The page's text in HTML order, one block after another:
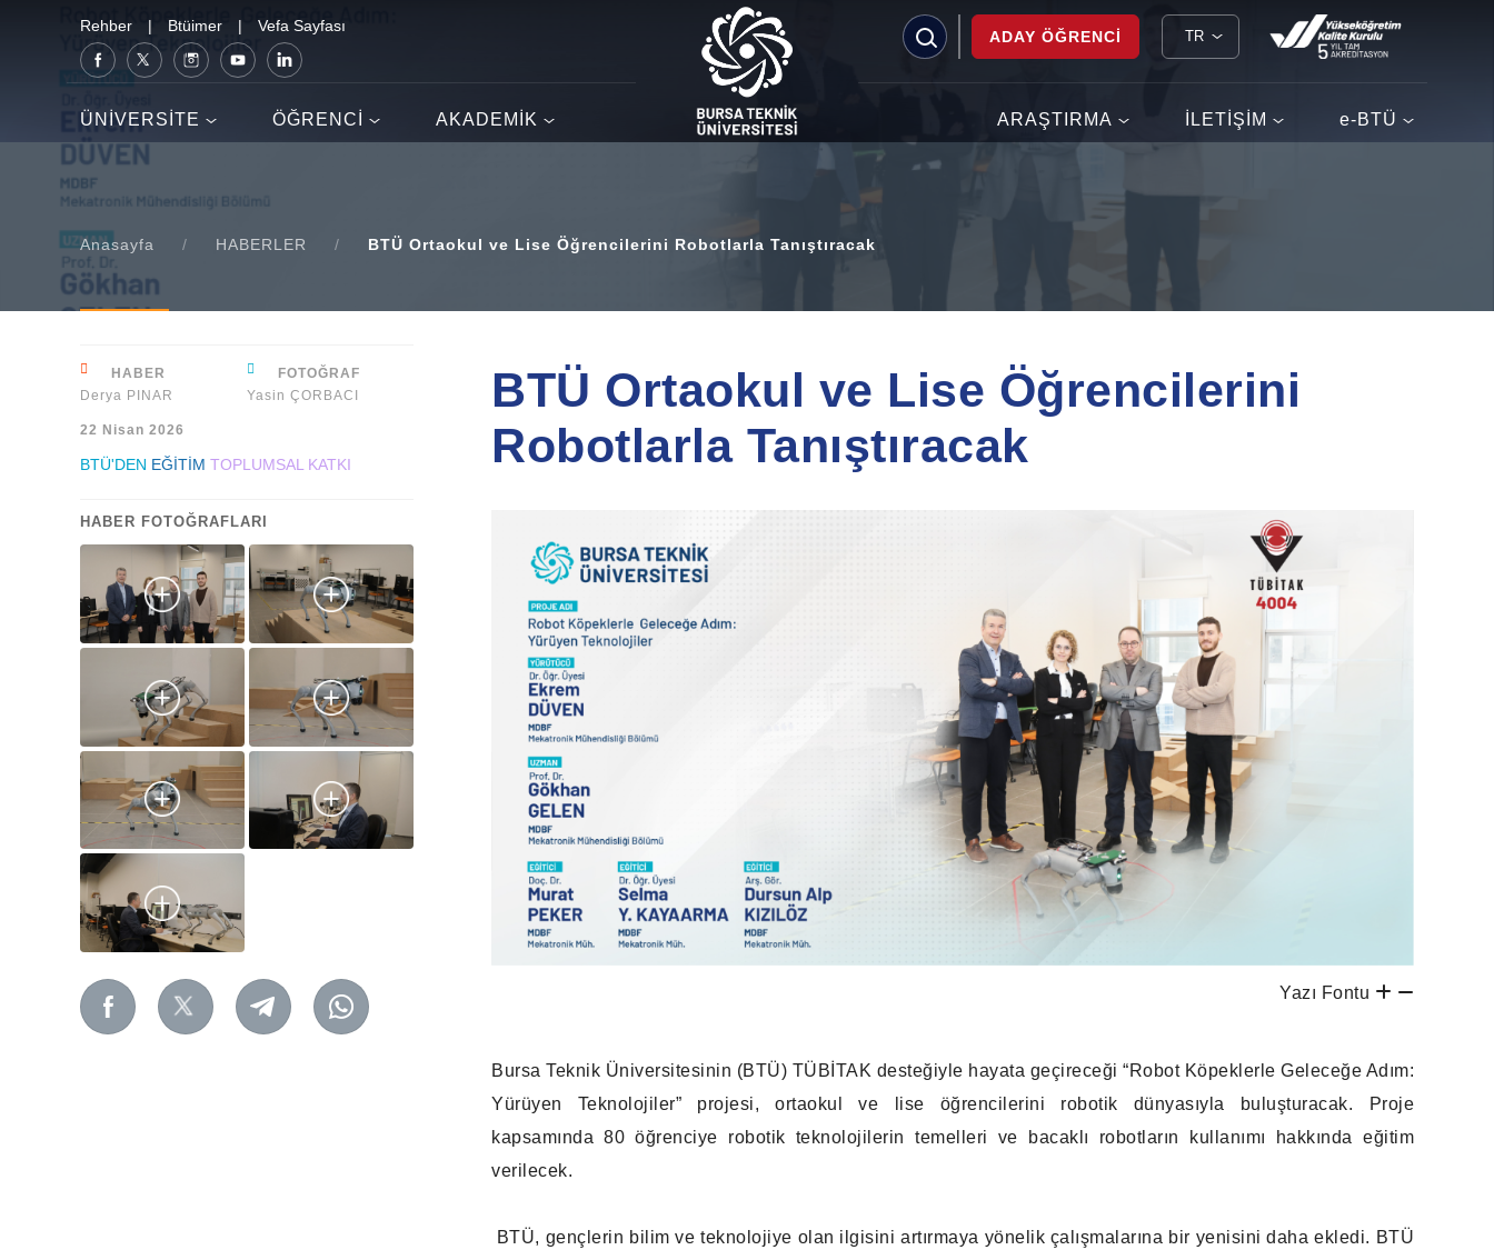
TR
ADAY ÖĞRENCİ
Rehber | Btüimer | Vefa Sayfası
ÜNİVERSİTE ÖĞRENCİ AKADEMİK e-BTÜ
İLETİŞİM
ARAŞTIRMA
Anasayfa / HABERLER / BTÜ Ortaokul ve Lise Öğrencilerini Robotlarla Tanıştıracak
BTÜ Ortaokul ve Lise Öğrencilerini
Robotlarla Tanıştıracak
Yazı Fontu
Bursa Teknik Üniversitesinin (BTÜ) TÜBİTAK desteğiyle hayata geçireceği “Robot Köpeklerle Geleceğe Adım:
Yürüyen Teknolojiler” projesi, ortaokul ve lise öğrencilerini robotik dünyasıyla buluşturacak. Proje
kapsamında 80 öğrenciye robotik teknolojilerin temelleri ve bacaklı robotların kullanımı hakkında eğitim
verilecek.
BTÜ, gençlerin bilim ve teknolojiye olan ilgisini artırmaya yönelik çalışmalarına bir yenisini daha ekledi. BTÜ
HABER
Derya PINAR
FOTOĞRAF
Yasin ÇORBACI
22 Nisan 2026
BTÜ'DEN EĞİTİM TOPLUMSAL KATKI
HABER FOTOĞRAFLARI